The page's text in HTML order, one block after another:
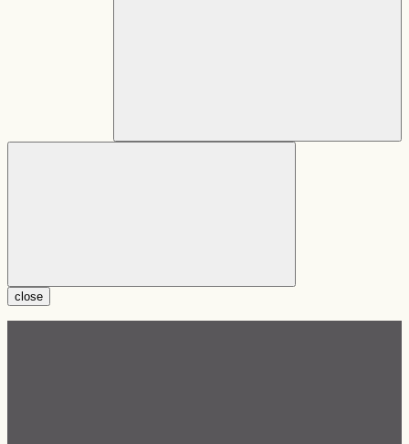
close